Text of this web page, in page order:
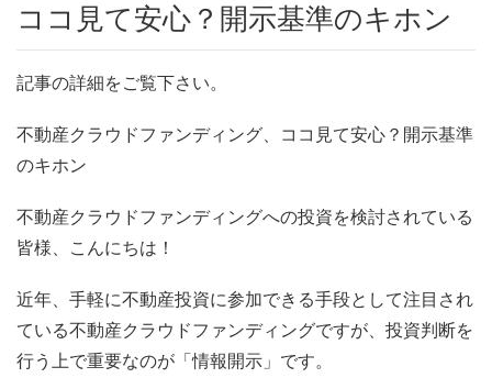
ココ見て安心？開示基準のキホン
記事の詳細をご覧下さい。
不動産クラウドファンディング、ココ見て安心？開示基準
のキホン
不動産クラウドファンディングへの投資を検討されている
皆様、こんにちは！
近年、手軽に不動産投資に参加できる手段として注目され
ている不動産クラウドファンディングですが、投資判断を
行う上で重要なのが「情報開示」です。